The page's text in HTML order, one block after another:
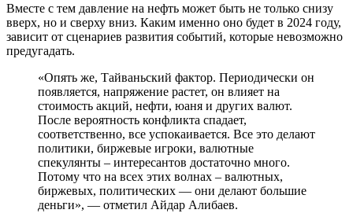
Вместе с тем давление на нефть может быть не только снизу
вверх, но и сверху вниз. Каким именно оно будет в 2024 году,
зависит от сценариев развития событий, которые невозможно
предугадать.
«Опять же, Тайваньский фактор. Периодически он
появляется, напряжение растет, он влияет на
стоимость акций, нефти, юаня и других валют.
После вероятность конфликта спадает,
соответственно, все успокаивается. Все это делают
политики, биржевые игроки, валютные
спекулянты – интересантов достаточно много.
Потому что на всех этих волнах – валютных,
биржевых, политических — они делают большие
деньги», — отметил Айдар Алибаев.